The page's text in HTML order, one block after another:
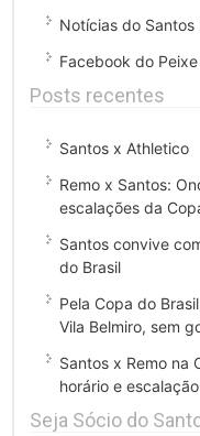
Notícias do Santos
Facebook do Peixe
Posts recentes
Santos x Athletico
Remo x Santos:
escalações da
Santos convive
do Brasil
Pela Copa do
Vila Belmiro, sem
Santos x Remo na
horário e escalação
Seja Sócio do